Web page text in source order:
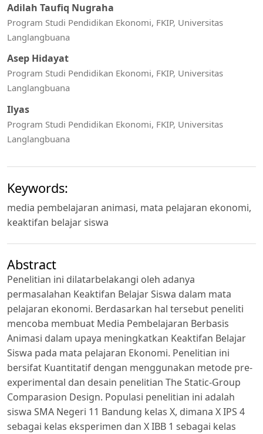
Adilah Taufiq Nugraha
Program Studi Pendidikan Ekonomi, FKIP, Universitas
Langlangbuana
Asep Hidayat
Program Studi Pendidikan Ekonomi, FKIP, Universitas
Langlangbuana
Ilyas
Program Studi Pendidikan Ekonomi, FKIP, Universitas
Langlangbuana
Keywords:
media pembelajaran animasi, mata pelajaran ekonomi,
keaktifan belajar siswa
Abstract
Penelitian ini dilatarbelakangi oleh adanya
permasalahan Keaktifan Belajar Siswa dalam mata
pelajaran ekonomi. Berdasarkan hal tersebut peneliti
mencoba membuat Media Pembelajaran Berbasis
Animasi dalam upaya meningkatkan Keaktifan Belajar
Siswa pada mata pelajaran Ekonomi. Penelitian ini
bersifat Kuantitatif dengan menggunakan metode pre-
experimental dan desain penelitian The Static-Group
Comparasion Design. Populasi penelitian ini adalah
siswa SMA Negeri 11 Bandung kelas X, dimana X IPS 4
sebagai kelas eksperimen dan X IBB 1 sebagai kelas